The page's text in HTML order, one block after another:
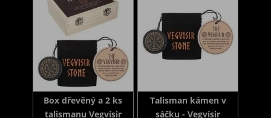
Box dřevěný a 2 ks
talismanu Vegvísir
Talisman kámen v
sáčku - Vegvísir